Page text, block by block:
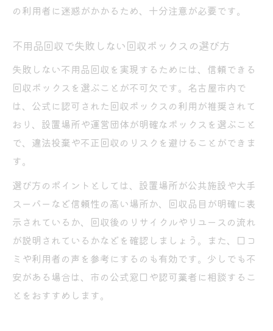
の利用者に迷惑がかかるため、十分注意が必要です。
不用品回収で失敗しない回収ボックスの選び方
失敗しない不用品回収を実現するためには、信頼できる
回収ボックスを選ぶことが不可欠です。名古屋市内で
は、公式に認可された回収ボックスの利用が推奨されて
おり、設置場所や運営団体が明確なボックスを選ぶこと
で、違法投棄や不正回収のリスクを避けることができま
す。
選び方のポイントとしては、設置場所が公共施設や大手
スーパーなど信頼性の高い場所か、回収品目が明確に表
示されているか、回収後のリサイクルやリユースの流れ
が説明されているかなどを確認しましょう。また、口コ
ミや利用者の声を参考にするのも有効です。少しでも不
安がある場合は、市の公式窓口や認可業者に相談するこ
とをおすすめします。